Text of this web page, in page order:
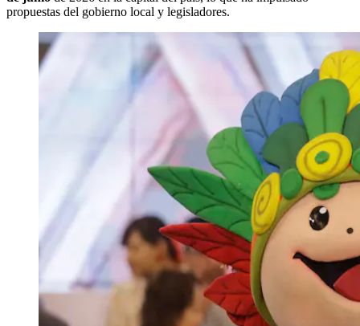
propuestas del gobierno local y legisladores.